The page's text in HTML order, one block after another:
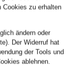
Ursprünglich:CHF 219
Cookies zu erhalten
ändern oder
Der Widerruf hat
der Tools und
ablehnen.